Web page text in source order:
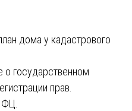
дома у кадастрового
о государственном
прав.